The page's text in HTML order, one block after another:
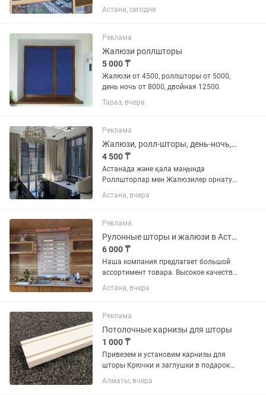
шторы, День и Ночь на заказ, Замер и
установка бесплатно,,,
Астана, сегодня
Реклама
Жалюзи роллшторы
5 000 ₸
Жалюзи от 4500, роллшторы от 5000,
день ночь от 8000, двойная 12500.
Тараз, вчера
Реклама
Жалюзи, ролл-шторы, день-ночь, дуэт Астана
4 500 ₸
Астанада және қала маңында
Роллшторлар мен Жалюзилер орнату -
сапалы және жылдам! Терезелеріңізді
стильді және ұқыпты жаңартамыз. Біз
Астана, вчера
Реклама
Рулонные шторы и жалюзи в Астане.
6 000 ₸
Наша компания предлагает большой
ассортимент товара. Высокое качество
гарантируем. Приемлемые цены.
Вызов дизайнера и установка
Астана, вчера
Реклама
Потолочные карнизы для шторы
1 000 ₸
Привезем и установим карнизы для
шторы Крючки и заглушки в подарок
Пластиковые потолочные 1 ,2х и 3х
Алматы, вчера